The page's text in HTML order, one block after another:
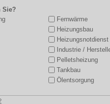
Sie?
Fernwärme
Heizungsbau
Heizungsnotdienst
Industrie /
Pelletsheizung
Tankbau
Ölentsorgung